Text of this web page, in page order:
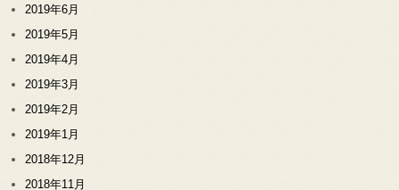
2019年6月
2019年5月
2019年4月
2019年3月
2019年2月
2019年1月
2018年12月
2018年11月